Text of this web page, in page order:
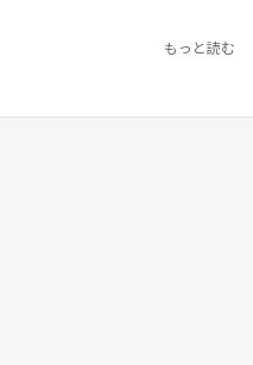
グをしてくれる
もっと読む